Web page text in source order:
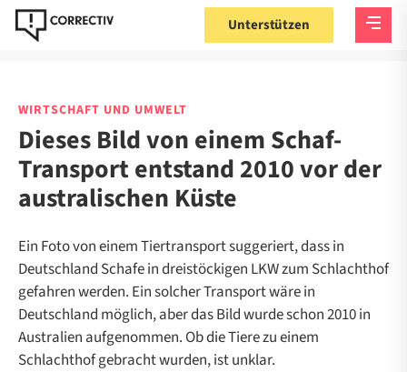
Unterstützen
WIRTSCHAFT UND UMWELT
Dieses Bild von einem Schaf-
Transport entstand 2010 vor der
australischen Küste
Ein Foto von einem Tiertransport suggeriert, dass in
Deutschland Schafe in dreistöckigen LKW zum Schlachthof
gefahren werden. Ein solcher Transport wäre in
Deutschland möglich, aber das Bild wurde schon 2010 in
Australien aufgenommen. Ob die Tiere zu einem
Schlachthof gebracht wurden, ist unklar.